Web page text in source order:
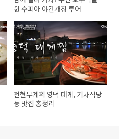
원 수피아 야간개장 투어
전현무계획 영덕 대게, 기사식당
등 맛집 총정리